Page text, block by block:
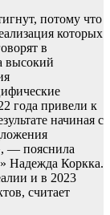
потому что
которых
в
высокий
года привели к
начиная с
— пояснила
Надежда Коркка.
и в 2023
считает